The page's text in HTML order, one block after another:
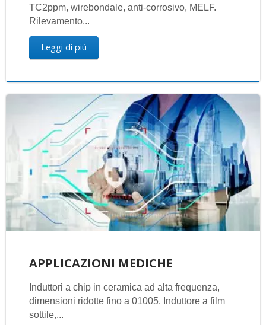
TC2ppm, wirebondale, anti-corrosivo, MELF.
Rilevamento...
Leggi di più
APPLICAZIONI MEDICHE
Induttori a chip in ceramica ad alta frequenza,
dimensioni ridotte fino a 01005. Induttore a film
sottile,...